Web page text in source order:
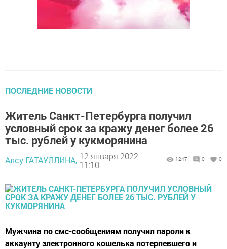
ПОСЛЕДНИЕ НОВОСТИ
Житель Санкт-Петербурга получил
условный срок за кражу денег более 26
тыс. рублей у кукморянина
Алсу ГАТАУЛЛИНА, 12 января 2022 -
11:10
1247 0 0
Мужчина по смс-сообщениям получил пароли к
аккаунту электронного кошелька потерпевшего и